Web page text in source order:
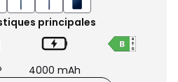
principales
4000 mAh